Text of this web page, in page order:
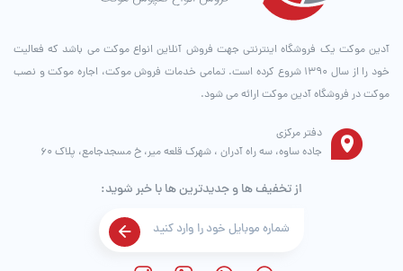
آدین موکت یک فروشگاه اینترنتی جهت فروش آنلاین انواع موکت می باشد که فعالیت
خود را از سال ۱۳۹۰ شروع کرده است. تمامی خدمات فروش موکت، اجاره موکت و نصب
موکت در فروشگاه آدین موکت ارائه می شود.
دفتر مرکزی
جاده ساوه، سه راه آدران ، شهرک قلعه میر، خ مسجدجامع، پلاک 60
از تخفیف ها و جدیدترین ها با خبر شوید: